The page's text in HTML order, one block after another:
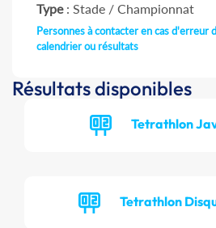
Type: Stade / Championnat
Personnes à contacter en cas d'erreur
calendrier ou résultats
Résultats disponibles
Tetrathlon
Tetrathlon